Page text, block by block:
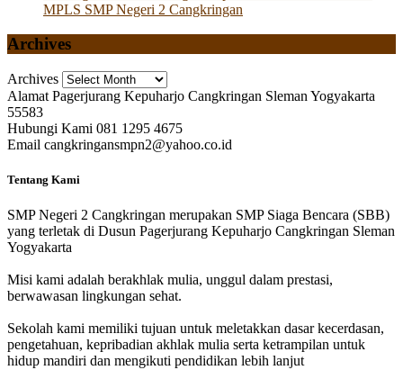
MPLS SMP Negeri 2 Cangkringan
Archives
Archives
Alamat Pagerjurang Kepuharjo Cangkringan Sleman Yogyakarta
55583
Hubungi Kami 081 1295 4675
Email cangkringansmpn2@yahoo.co.id
Tentang Kami
SMP Negeri 2 Cangkringan merupakan SMP Siaga Bencara (SBB)
yang terletak di Dusun Pagerjurang Kepuharjo Cangkringan Sleman
Yogyakarta
Misi kami adalah berakhlak mulia, unggul dalam prestasi,
berwawasan lingkungan sehat.
Sekolah kami memiliki tujuan untuk meletakkan dasar kecerdasan,
pengetahuan, kepribadian akhlak mulia serta ketrampilan untuk
hidup mandiri dan mengikuti pendidikan lebih lanjut